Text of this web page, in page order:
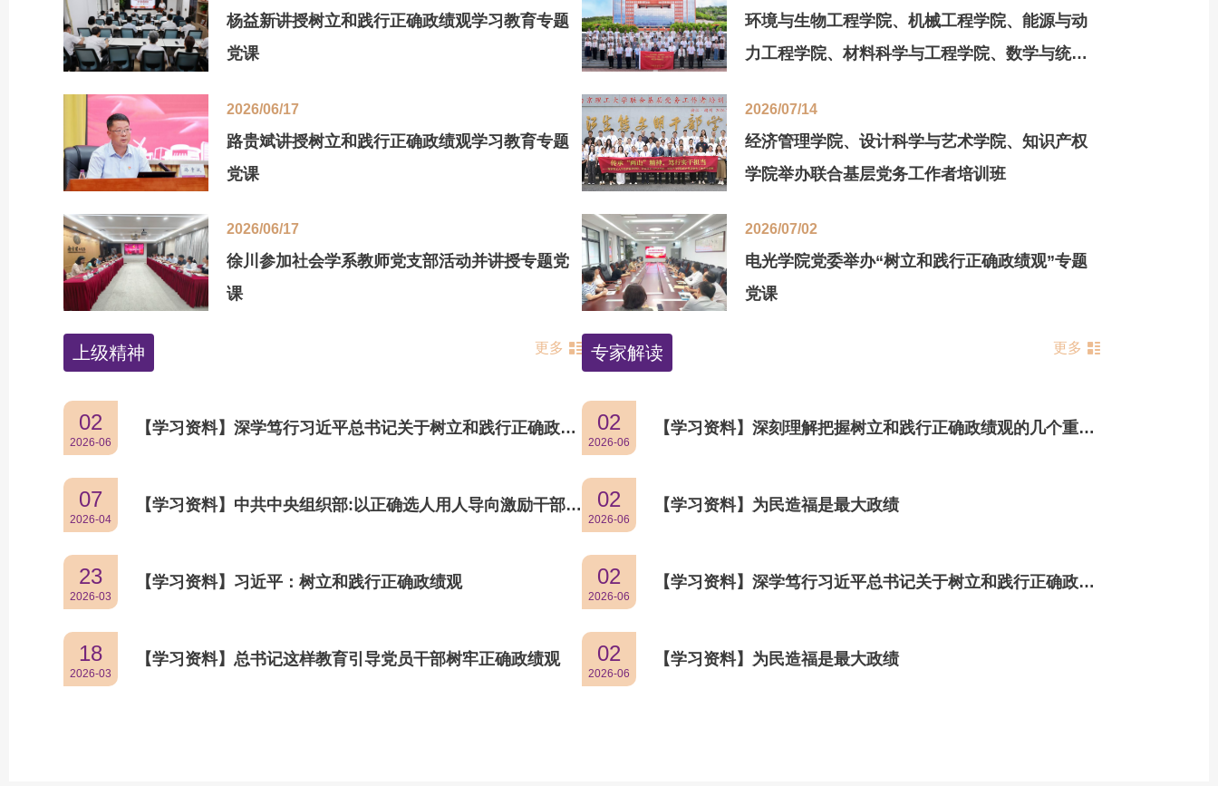
杨益新讲授树立和践行正确政绩观学习教育专题
党课
2026/06/17
路贵斌讲授树立和践行正确政绩观学习教育专题
党课
2026/06/17
徐川参加社会学系教师党支部活动并讲授专题党
课
环境与生物工程学院、机械工程学院、能源与动
力工程学院、材料科学与工程学院、数学与统计
2026/07/14
经济管理学院、设计科学与艺术学院、知识产权
学院举办联合基层党务工作者培训班
2026/07/02
电光学院党委举办“树立和践行正确政绩观”专题
党课
上级精神 更多
02
2026-06
【学习资料】深学笃行习近平总书记关于树立和践行正确政绩
07
2026-04
【学习资料】中共中央组织部:以正确选人用人导向激励干部担
23
2026-03
【学习资料】习近平：树立和践行正确政绩观
18
2026-03
【学习资料】总书记这样教育引导党员干部树牢正确政绩观
专家解读 更多
02
2026-06
【学习资料】深刻理解把握树立和践行正确政绩观的几个重大
02
2026-06
【学习资料】为民造福是最大政绩
02
2026-06
【学习资料】深学笃行习近平总书记关于树立和践行正确政绩
02
2026-06
【学习资料】为民造福是最大政绩